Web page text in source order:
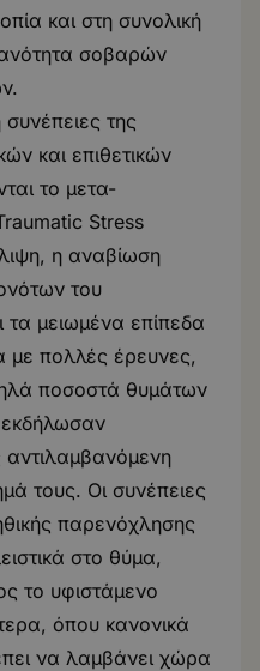
και στη συνολική
σοβαρών
της
και επιθετικών
το μετα-
Stress
η αναβίωση
του
μειωμένα επίπεδα
πολλές έρευνες,
ποσοστά θυμάτων
αντιλαμβανόμενη
τους. Οι συνέπειες
παρενόχλησης
στο θύμα,
το υφιστάμενο
όπου κανονικά
να λαμβάνει χώρα